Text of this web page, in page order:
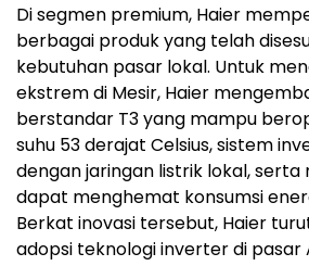
Di segmen premium, Haier
berbagai produk yang telah
kebutuhan pasar lokal. Untuk
ekstrem di Mesir, Haier
berstandar T3 yang mampu
suhu 53 derajat Celsius, sistem
dengan jaringan listrik lokal, serta
dapat menghemat konsumsi
Berkat inovasi tersebut, Haier
adopsi teknologi inverter di pasar